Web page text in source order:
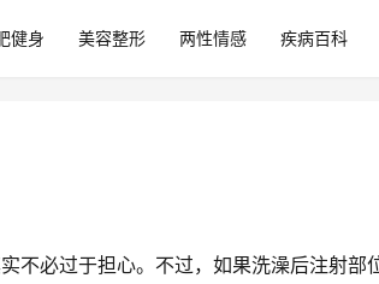
健身 美容整形 两性情感 疾病百科
不必过于担心。不过，如果洗澡后注射部